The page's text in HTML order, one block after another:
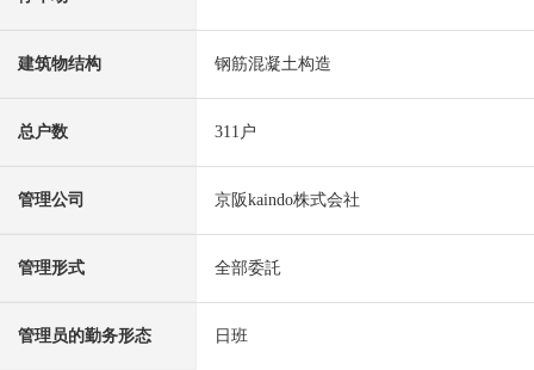
建筑物结构 钢筋混凝土构造
总户数 311户
管理公司 京阪kaindo株式会社
管理形式 全部委託
管理员的勤务形态 日班